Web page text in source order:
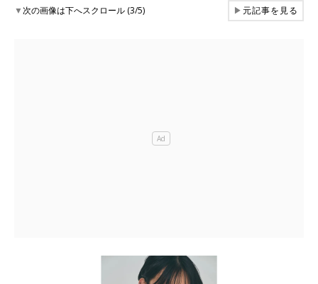
▼次の画像は下へスクロール (3/5) ▶元記事を見る